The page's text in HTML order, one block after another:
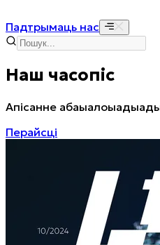
Падтрымаць нас
Наш часопіс
Апісанне
Перайсці